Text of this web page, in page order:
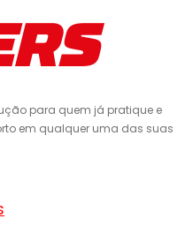
para quem já pratique e
em qualquer uma das suas